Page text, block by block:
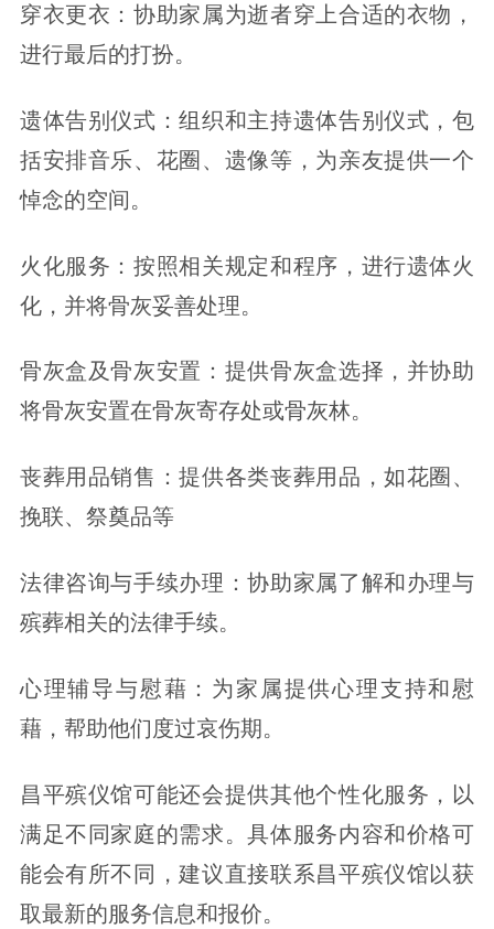
穿衣更衣：协助家属为逝者穿上合适的衣物，
进行最后的打扮。
遗体告别仪式：组织和主持遗体告别仪式，包
括安排音乐、花圈、遗像等，为亲友提供一个
悼念的空间。
火化服务：按照相关规定和程序，进行遗体火
化，并将骨灰妥善处理。
骨灰盒及骨灰安置：提供骨灰盒选择，并协助
将骨灰安置在骨灰寄存处或骨灰林。
丧葬用品销售：提供各类丧葬用品，如花圈、
挽联、祭奠品等
法律咨询与手续办理：协助家属了解和办理与
殡葬相关的法律手续。
心理辅导与慰藉：为家属提供心理支持和慰
藉，帮助他们度过哀伤期。
昌平殡仪馆可能还会提供其他个性化服务，以
满足不同家庭的需求。具体服务内容和价格可
能会有所不同，建议直接联系昌平殡仪馆以获
取最新的服务信息和报价。